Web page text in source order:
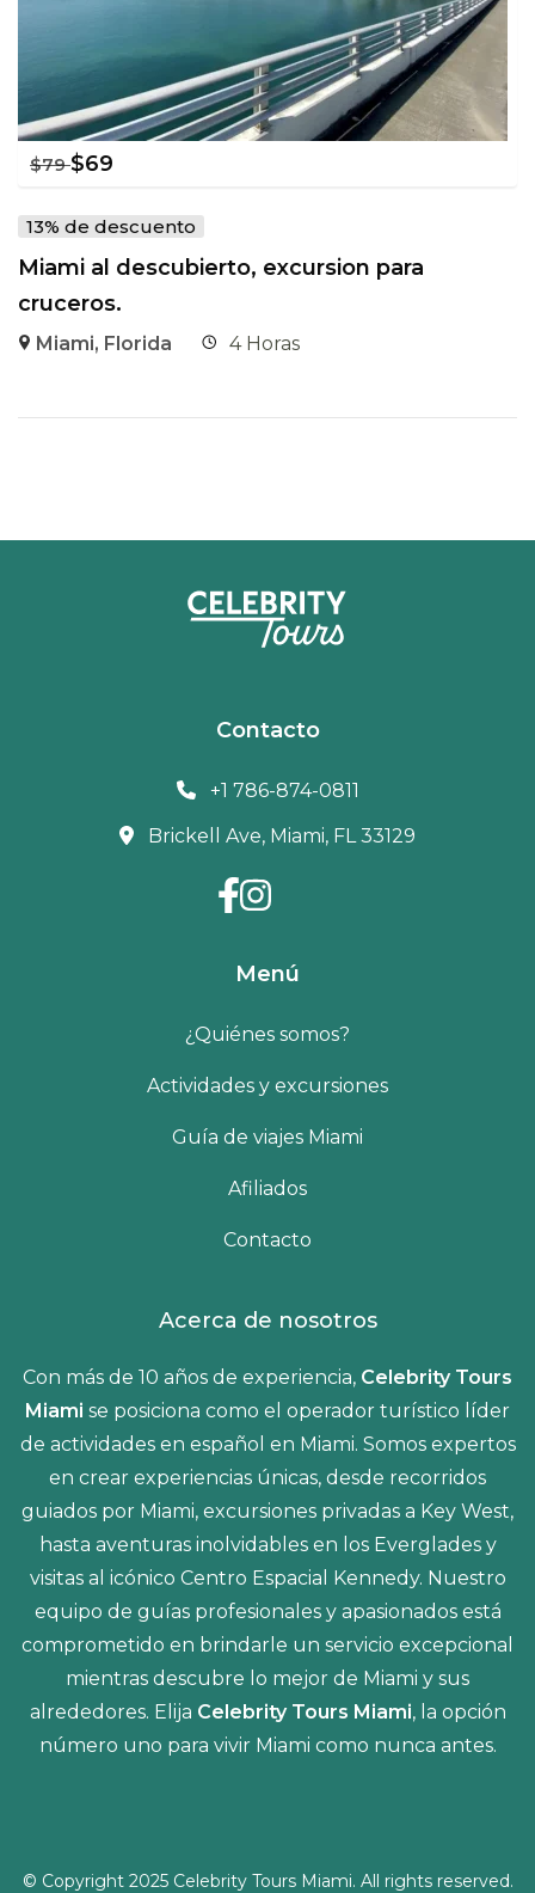
$79 $69
13% de descuento
Miami al descubierto, excursion para
cruceros.
Miami, Florida 4 Horas
Contacto
+1 786-874-0811
Brickell Ave, Miami, FL 33129
Menú
¿Quiénes somos?
Actividades y excursiones
Guía de viajes Miami
Afiliados
Contacto
Acerca de nosotros
Con más de 10 años de experiencia, Celebrity Tours
Miami se posiciona como el operador turístico líder
de actividades en español en Miami. Somos expertos
en crear experiencias únicas, desde recorridos
guiados por Miami, excursiones privadas a Key West,
hasta aventuras inolvidables en los Everglades y
visitas al icónico Centro Espacial Kennedy. Nuestro
equipo de guías profesionales y apasionados está
comprometido en brindarle un servicio excepcional
mientras descubre lo mejor de Miami y sus
alrededores. Elija Celebrity Tours Miami, la opción
número uno para vivir Miami como nunca antes.
© Copyright 2025 Celebrity Tours Miami. All rights reserved.